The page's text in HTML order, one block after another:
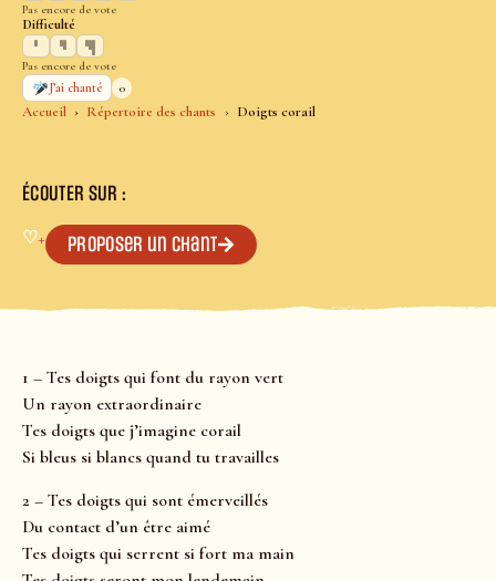
Accueil Répertoire des chants Doigts corail
Pas encore de vote
Difficulté
Pas encore de vote
J’ai chanté
0
ÉCOUTER SUR :
♡+ Proposer un chant
1 – Tes doigts qui font du rayon vert
Un rayon extraordinaire
Tes doigts que j’imagine corail
Si bleus si blancs quand tu travailles
2 – Tes doigts qui sont émerveillés
Du contact d’un être aimé
Tes doigts qui serrent si fort ma main